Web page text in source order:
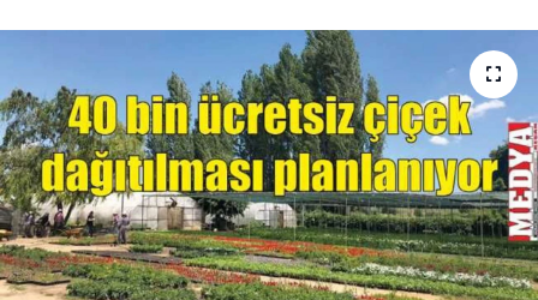
TARIM VE HAYVANCILIK
KÜLTÜR SANAT
RESMİ İLAN
SPOR